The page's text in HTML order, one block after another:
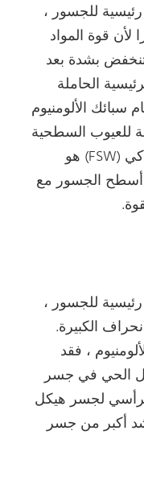
للجسور ،
لأن قوة المواد
بشدة بعد
الحاملة
سبائك الألومنيوم
للعيوب السطحية
والداخلية. اللحام بالتحريك الاحتكاكي (FSW) هو
أسطح الجسور مع
للجسور ،
الكبيرة.
، فقد
الحي في جسر
لجسر هيكل
أكبر من جسر